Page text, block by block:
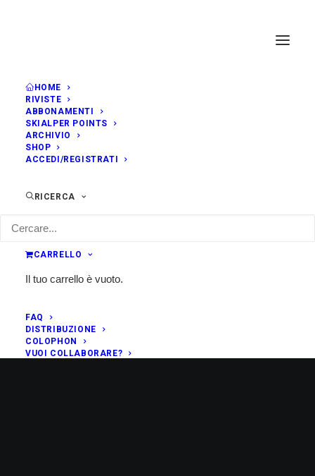
HOME
RIVISTE
ABBONAMENTI
SKIALPER POINTS
ARCHIVIO
SHOP
ACCEDI/REGISTRATI
RICERCA
CARRELLO
Il tuo carrello è vuoto.
FAQ
DISTRIBUZIONE
COLOPHON
VUOI COLLABORARE?